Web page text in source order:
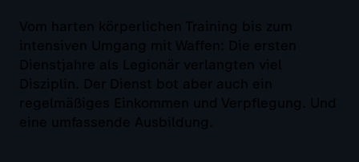
Vom harten körperlichen Training bis zum
intensiven Umgang mit Waffen: Die ersten
Dienstjahre als Legionär verlangten viel
Disziplin. Der Dienst bot aber auch ein
regelmäßiges Einkommen und Verpflegung. Und
eine umfassende Ausbildung.